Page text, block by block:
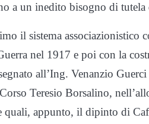
a un inedito bisogno di
il sistema associazionistico
nel 1917 e poi con la
all’Ing. Venanzio
Teresio Borsalino,
quali, appunto, il dipinto di